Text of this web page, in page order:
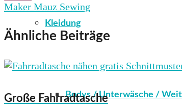
Kleidung
Bodys / Unterwäsche /
Maker Mauz Sewing
Ähnliche Beiträge
Große Fahrradtasche